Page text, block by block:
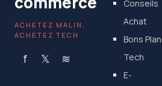
ACHETEZ MALIN,
ACHETEZ TECH
f 𝕏 ≋
Conseils
Achat
Bons
Tech
E-